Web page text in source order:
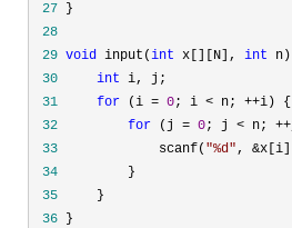
27
28
29 void input(int x[][N], int
30
int
31
for (i = 0; i < n; ++
32
for (j = 0; j < n; ++
33
             scanf(
"%d", &
34
35
36